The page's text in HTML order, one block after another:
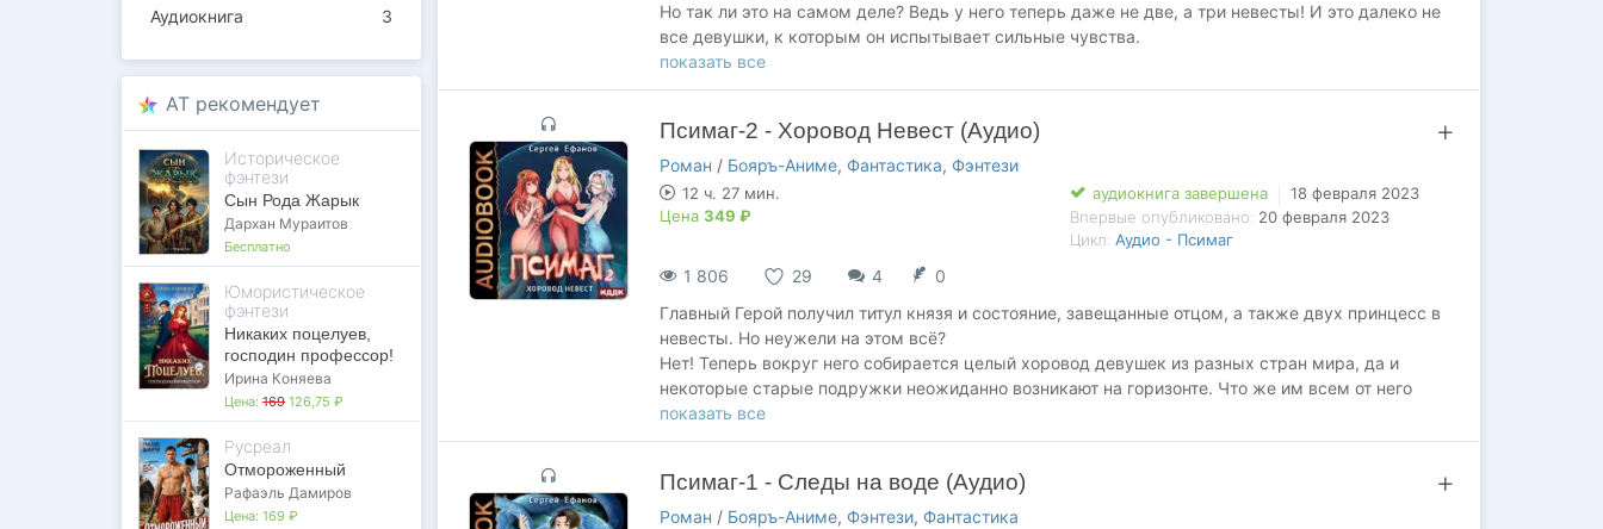
3
Аудиокнига
AT рекомендует
Историческое
фэнтези
Сын Рода Жарык
Дархан Мураитов
Бесплатно
Юмористическое
фэнтези
Никаких поцелуев,
господин профессор!
Ирина Коняева
Цена: 169 126,75 ₽
Русреал
Отмороженный
Рафаэль Дамиров
Цена: 169 ₽
Но так ли это на самом деле? Ведь у него теперь даже не две, а три невесты! И это далеко не
все девушки, к которым он испытывает сильные чувства.
А самое главное, можно ли быть свободным от самого себя?
Группа ВКонтакте:https://vk.com/club35565230
показать все
Псимаг-2 - Хоровод Невест (Аудио)
Роман / Бояръ-Аниме, Фантастика, Фэнтези
12 ч. 27 мин.
Цена 349 ₽
аудиокнига завершена
18 февраля 2023
Впервые опубликовано: 20 февраля 2023
Цикл: Аудио - Псимаг
1 806 29 4
0
Главный Герой получил титул князя и состояние, завещанные отцом, а также двух принцесс в
невесты. Но неужели на этом всё?
Нет! Теперь вокруг него собирается целый хоровод девушек из разных стран мира, да и
некоторые старые подружки неожиданно возникают на горизонте. Что же им всем от него
нужно?
А может быть, они просто все в него влюбились?
показать все
Псимаг-1 - Следы на воде (Аудио)
Роман / Бояръ-Аниме, Фэнтези, Фантастика